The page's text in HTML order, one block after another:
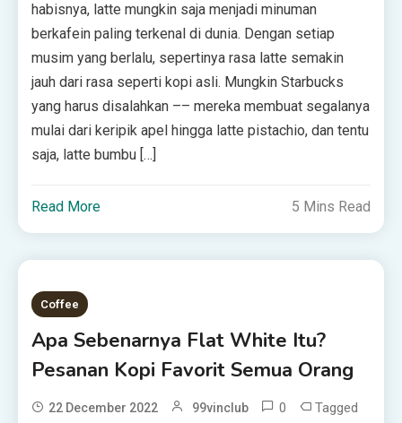
habisnya, latte mungkin saja menjadi minuman
berkafein paling terkenal di dunia. Dengan setiap
musim yang berlalu, sepertinya rasa latte semakin
jauh dari rasa seperti kopi asli. Mungkin Starbucks
yang harus disalahkan –– mereka membuat segalanya
mulai dari keripik apel hingga latte pistachio, dan tentu
saja, latte bumbu […]
Read More 5 Mins Read
Coffee
Apa Sebenarnya Flat White Itu?
Pesanan Kopi Favorit Semua Orang
22 December 2022 99vinclub 0 Tagged